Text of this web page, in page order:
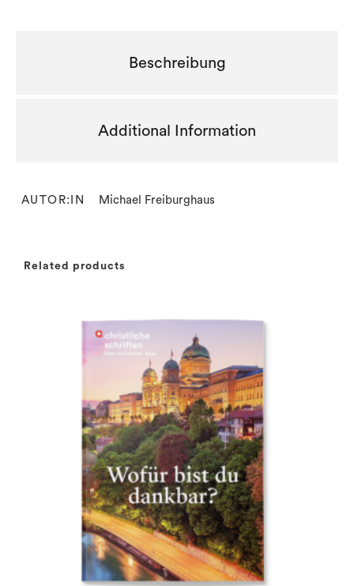
Beschreibung
Additional Information
AUTOR:IN Michael Freiburghaus
Related products